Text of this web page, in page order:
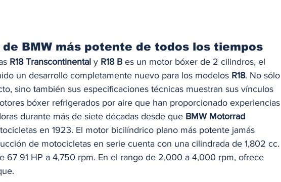
BMW más potente de todos los tiempos
R18 Transcontinental y R18 B es un motor bóxer de 2 cilindros, el
un desarrollo completamente nuevo para los modelos R18. No sólo
sino también sus especificaciones técnicas muestran sus vínculos
bóxer refrigerados por aire que han proporcionado experiencias
durante más de siete décadas desde que BMW Motorrad
en 1923. El motor bicilíndrico plano más potente jamás
de motocicletas en serie cuenta con una cilindrada de 1,802 cc.
67 91 HP a 4,750 rpm. En el rango de 2,000 a 4,000 rpm, ofrece